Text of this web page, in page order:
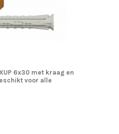
6x30 met kraag en
voor alle